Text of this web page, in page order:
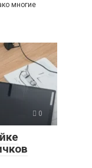
многие
0